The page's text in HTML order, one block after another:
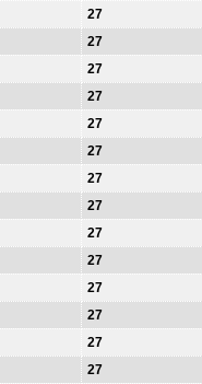
27
27
27
27
27
27
27
27
27
27
27
27
27
27